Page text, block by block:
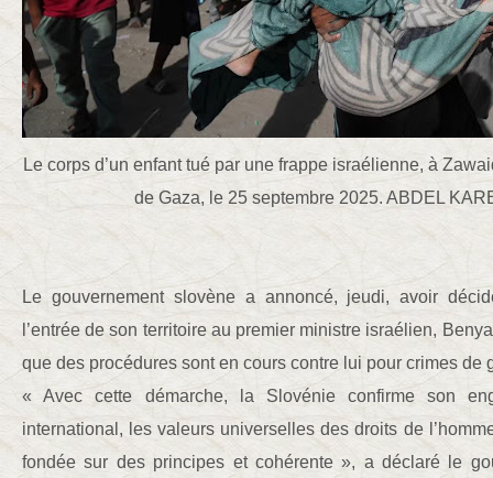
Le corps d’un enfant tué par une frappe israélienne, à
de Gaza, le 25 septembre 2025. ABDEL
Le gouvernement slovène a annoncé, jeudi, avoir
l’entrée de son territoire au premier ministre israélien,
que des procédures sont en cours contre lui pour crimes de
« Avec cette démarche, la Slovénie confirme son
international, les valeurs universelles des droits de
fondée sur des principes et cohérente », a déclaré le